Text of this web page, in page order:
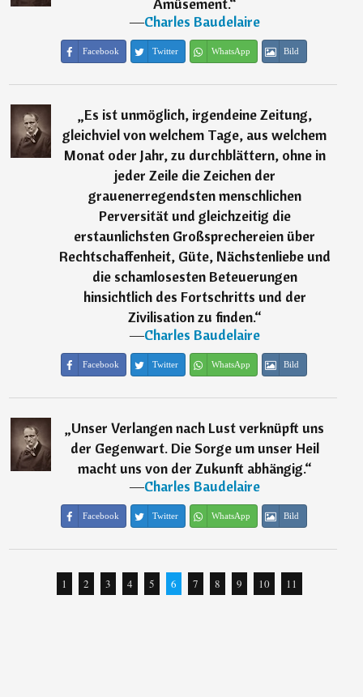
―Charles Baudelaire
Facebook Twitter WhatsApp Bild
„Es ist unmöglich, irgendeine Zeitung,
gleichviel von welchem Tage, aus welchem
Monat oder Jahr, zu durchblättern, ohne in
jeder Zeile die Zeichen der
grauenerregendsten menschlichen
Perversität und gleichzeitig die
erstaunlichsten Großsprechereien über
Rechtschaffenheit, Güte, Nächstenliebe und
die schamlosesten Beteuerungen
hinsichtlich des Fortschritts und der
Zivilisation zu finden.“
―Charles Baudelaire
Facebook Twitter WhatsApp Bild
„Unser Verlangen nach Lust verknüpft uns
der Gegenwart. Die Sorge um unser Heil
macht uns von der Zukunft abhängig.“
―Charles Baudelaire
Facebook Twitter WhatsApp Bild
1 2 3 4 5 6 7 8 9 10 11